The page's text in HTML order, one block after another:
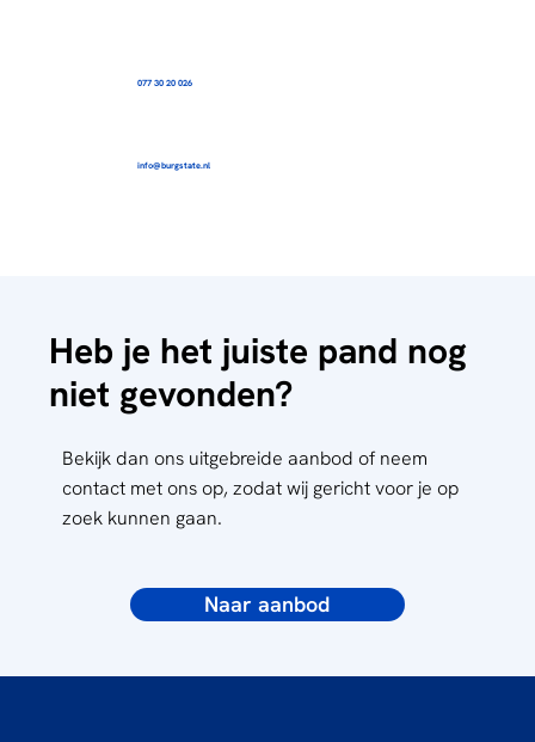
077 30 20 026
info@burgstate.nl
Heb je het juiste pand nog
niet gevonden?
Bekijk dan ons uitgebreide aanbod of neem
contact met ons op, zodat wij gericht voor je op
zoek kunnen gaan.
Naar aanbod